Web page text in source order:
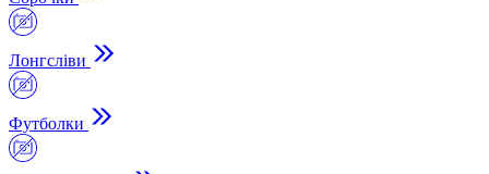
Лонгсліви
Футболки